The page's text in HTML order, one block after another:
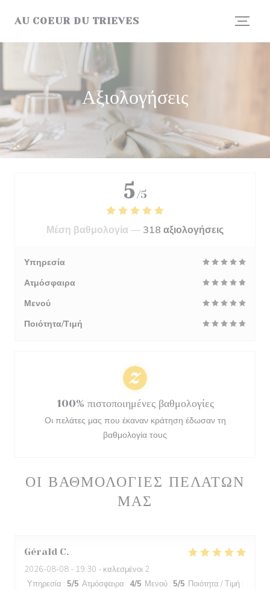
AU COEUR DU TRIEVES
Αξιολογήσεις
ΟΙ ΒΑΘΜΟΛΟΓΊΕΣ ΠΕΛΑΤΏΝ
ΜΑΣ
Gérald C
2026-08-08 - 19:30 - καλεσμένοι 2
Υπηρεσία : 5/5 Ατμόσφαιρα : 4/5 Μενού : 5/5 Ποιότητα / Τιμή :
5 /5
Μέση βαθμολογία — 318 αξιολογήσεις
Υπηρεσία
Ατμόσφαιρα
Μενού
Ποιότητα/Τιμή
100% πιστοποιημένες βαθμολογίες
Οι πελάτες μας που έκαναν κράτηση έδωσαν τη
βαθμολογία τους